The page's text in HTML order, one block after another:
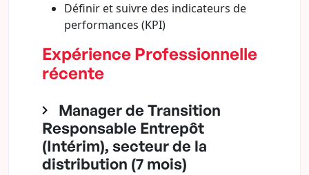
Définir et suivre des indicateurs de
performances (KPI)
Expérience Professionnelle
récente
Manager de Transition
Responsable Entrepôt
(Intérim), secteur de la
distribution (7 mois)